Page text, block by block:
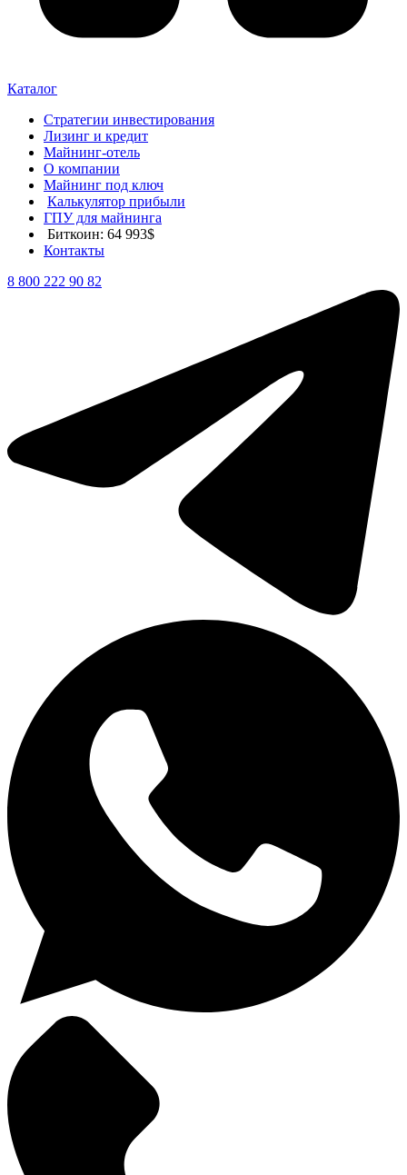
Каталог
Стратегии инвестирования
Лизинг и кредит
Майнинг-отель
О компании
Майнинг под ключ
Калькулятор прибыли
ГПУ для майнинга
Биткоин: 64 993$
Контакты
8 800 222 90 82